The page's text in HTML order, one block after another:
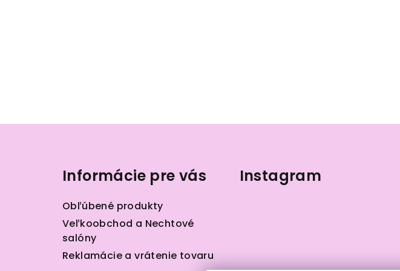
Informácie pre vás
Obľúbené produkty
Veľkoobchod a Nechtové
salóny
Reklamácie a vrátenie tovaru
Instagram